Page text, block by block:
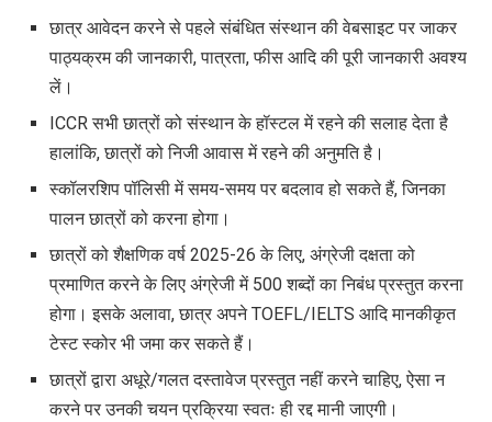
छात्र आवेदन करने से पहले संबंधित संस्थान की वेबसाइट पर जाकर
पाठ्यक्रमकी जानकारी, पात्रता, फीस आदि की पूरी जानकारी अवश्य
लें।
ICCR सभी छात्रों को संस्थान के हॉस्टल में रहने की सलाह देता है
हालांकि,छात्रों को निजी आवास में रहने की अनुमति है ।
स्कॉलरशिप पॉलिसी में समय-समय पर बदलाव हो सकते हैं, जिनका
पालन छात्रों को करना होगा।
छात्रों को शैक्षणिक वर्ष 2025-26के लिए, अंग्रेजी दक्षता को
प्रमाणित करने के लिए अंग्रेजी में 500शब्दों का निबंध प्रस्तुत करना
होगा। इसके अलावा,छात्र अपनेTOEFL/IELTS आदि मानकीकृत
टेस्ट स्कोर भी जमा कर सकते हैं।
छात्रों द्वारा अधूरे/गलत दस्तावेज प्रस्तुत नहीं करने चाहिए,ऐसा न
करने पर उनकी चयन प्रक्रिया स्वतः ही रद्द मानी जाएगी।